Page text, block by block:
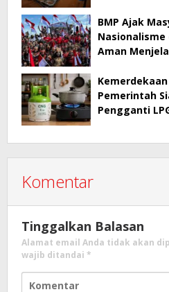
BMP Ajak
Nasionalisme
Aman
Pemerintah
Pengganti
Komentar
Tinggalkan Balasan
Alamat email Anda tidak akan
wajib ditandai *